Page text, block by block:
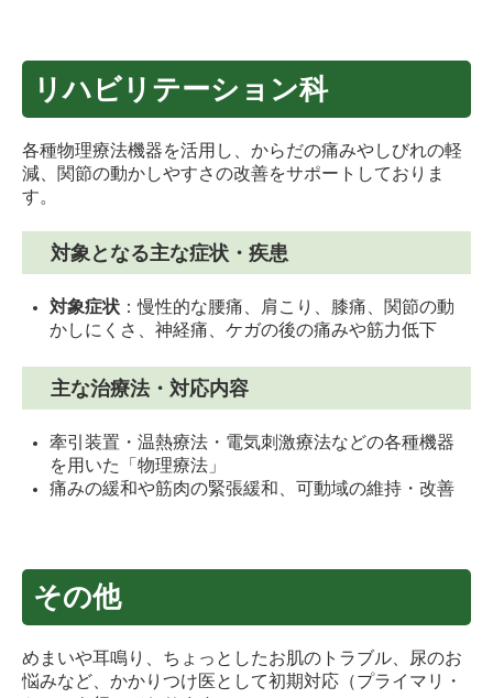
リハビリテーション科
各種物理療法機器を活用し、からだの痛みやしびれの軽
減、関節の動かしやすさの改善をサポートしておりま
す。
対象となる主な症状・疾患
対象症状 ：慢性的な腰痛、肩こり、膝痛、関節の動
かしにくさ、神経痛、ケガの後の痛みや筋力低下
主な治療法・対応内容
牽引装置・温熱療法・電気刺激療法などの各種機器
を用いた「物理療法」
痛みの緩和や筋肉の緊張緩和、可動域の維持・改善
その他
めまいや耳鳴り、ちょっとしたお肌のトラブル、尿のお
悩みなど、かかりつけ医として初期対応（プライマリ・